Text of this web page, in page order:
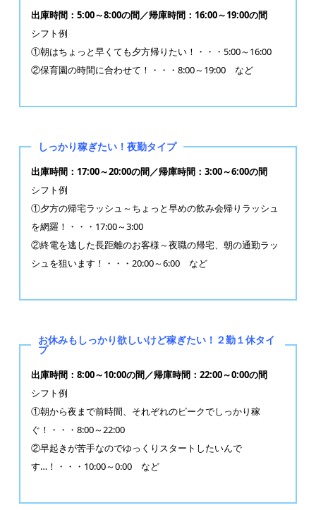
出庫時間：5:00～8:00の間／帰庫時間：16:00～19:00の間
シフト例
①朝はちょっと早くても夕方帰りたい！・・・5:00～16:00
②保育園の時間に合わせて！・・・8:00～19:00 など
しっかり稼ぎたい！夜勤タイプ
出庫時間：17:00～20:00の間／帰庫時間：3:00～6:00の間
シフト例
①夕方の帰宅ラッシュ～ちょっと早めの飲み会帰りラッシュ
を網羅！・・・17:00～3:00
②終電を逃した長距離のお客様～夜職の帰宅、朝の通勤ラッ
シュを狙います！・・・20:00～6:00 など
お休みもしっかり欲しいけど稼ぎたい！２勤１休タイ
プ
出庫時間：8:00～10:00の間／帰庫時間：22:00～0:00の間
シフト例
①朝から夜まで前時間、それぞれのピークでしっかり稼
ぐ！・・・8:00～22:00
②早起きが苦手なのでゆっくりスタートしたいんで
す…！・・・10:00～0:00 など